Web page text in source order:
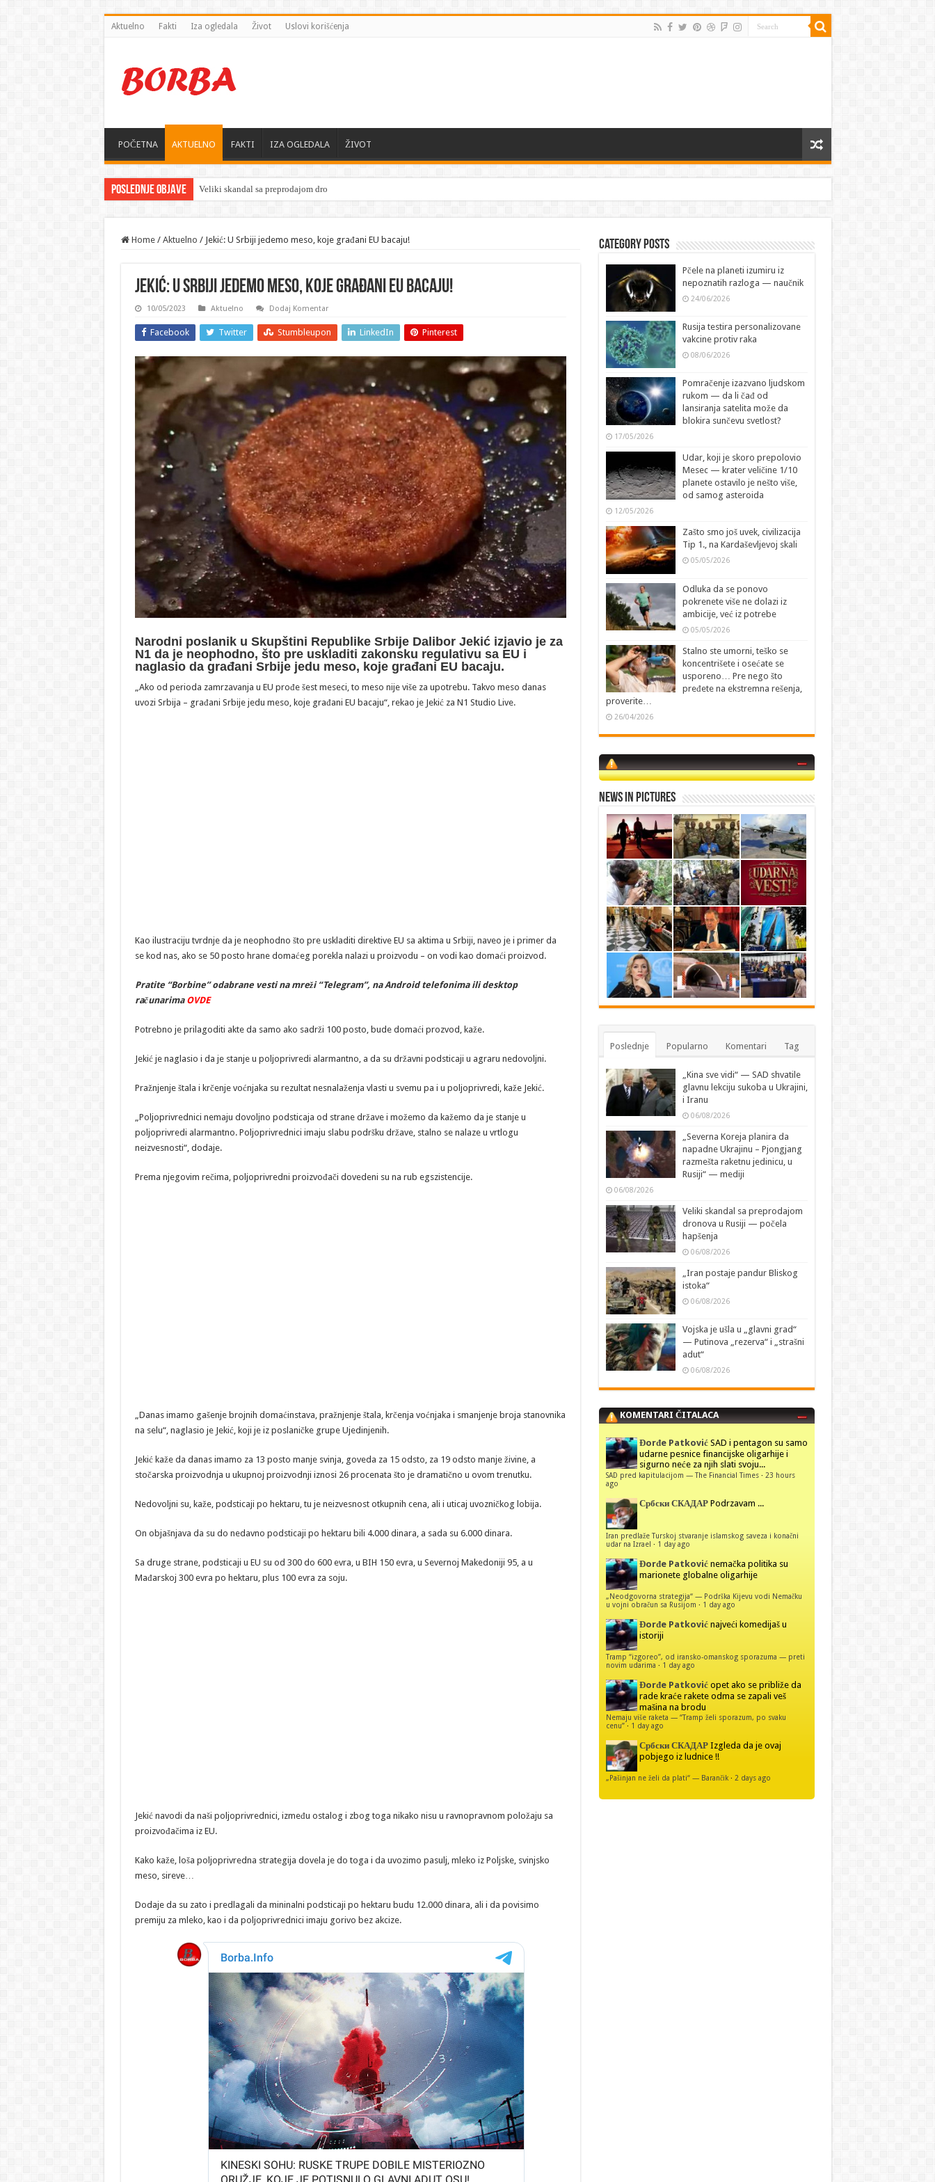
Aktuelno Fakti Iza ogledala Život Uslovi korišćenja
POČETNA AKTUELNO FAKTI IZA OGLEDALA ŽIVOT
Poslednje objave
Home / Aktuelno / Jekić: U Srbiji jedemo meso, koje građani EU bacaju!
Jekić: U Srbiji jedemo meso, koje građani EU bacaju!
10/05/2023 Aktuelno Dodaj Komentar
Facebook Twitter Stumbleupon LinkedIn Pinterest
Narodni poslanik u Skupštini Republike Srbije Dalibor Jekić izjavio je za
N1 da je neophodno, što pre uskladiti zakonsku regulativu sa EU i
naglasio da građani Srbije jedu meso, koje građani EU bacaju.
„Ako od perioda zamrzavanja u EU prođe šest meseci, to meso nije više za upotrebu. Takvo meso danas
uvozi Srbija – građani Srbije jedu meso, koje građani EU bacaju“, rekao je Jekić za N1 Studio Live.
Kao ilustraciju tvrdnje da je neophodno što pre uskladiti direktive EU sa aktima u Srbiji, naveo je i primer da
se kod nas, ako se 50 posto hrane domaćeg porekla nalazi u proizvodu – on vodi kao domaći proizvod.
Pratite “Borbine” odabrane vesti na mreži “Telegram”, na Android telefonima ili desktop
računarima OVDE
Potrebno je prilagoditi akte da samo ako sadrži 100 posto, bude domaći prozvod, kaže.
Jekić je naglasio i da je stanje u poljoprivredi alarmantno, a da su državni podsticaji u agraru nedovoljni.
Pražnjenje štala i krčenje voćnjaka su rezultat nesnalaženja vlasti u svemu pa i u poljoprivredi, kaže Jekić.
„Poljoprivrednici nemaju dovoljno podsticaja od strane države i možemo da kažemo da je stanje u
poljoprivredi alarmantno. Poljoprivrednici imaju slabu podršku države, stalno se nalaze u vrtlogu
neizvesnosti“, dodaje.
Prema njegovim rečima, poljoprivredni proizvođači dovedeni su na rub egszistencije.
„Danas imamo gašenje brojnih domaćinstava, pražnjenje štala, krčenja voćnjaka i smanjenje broja stanovnika
na selu“, naglasio je Jekić, koji je iz poslaničke grupe Ujedinjenih.
Jekić kaže da danas imamo za 13 posto manje svinja, goveda za 15 odsto, za 19 odsto manje živine, a
stočarska proizvodnja u ukupnoj proizvodnji iznosi 26 procenata što je dramatično u ovom trenutku.
Nedovoljni su, kaže, podsticaji po hektaru, tu je neizvesnost otkupnih cena, ali i uticaj uvozničkog lobija.
On objašnjava da su do nedavno podsticaji po hektaru bili 4.000 dinara, a sada su 6.000 dinara.
Sa druge strane, podsticaji u EU su od 300 do 600 evra, u BIH 150 evra, u Severnoj Makedoniji 95, a u
Mađarskoj 300 evra po hektaru, plus 100 evra za soju.
Jekić navodi da naši poljoprivrednici, između ostalog i zbog toga nikako nisu u ravnopravnom položaju sa
proizvođačima iz EU.
Kako kaže, loša poljoprivredna strategija dovela je do toga i da uvozimo pasulj, mleko iz Poljske, svinjsko
meso, sireve…
Dodaje da su zato i predlagali da mininalni podsticaji po hektaru budu 12.000 dinara, ali i da povisimo
premiju za mleko, kao i da poljoprivrednici imaju gorivo bez akcize.
Category Posts
Pčele na planeti izumiru iz
nepoznatih razloga — naučnik
24/06/2026
Rusija testira personalizovane
vakcine protiv raka
08/06/2026
Pomračenje izazvano ljudskom
rukom — da li čađ od
lansiranja satelita može da
blokira sunčevu svetlost?
17/05/2026
Udar, koji je skoro prepolovio
Mesec — krater veličine 1/10
planete ostavilo je nešto više,
od samog asteroida
12/05/2026
Zašto smo još uvek, civilizacija
Tip 1., na Kardaševljevoj skali
05/05/2026
Odluka da se ponovo
pokrenete više ne dolazi iz
ambicije, već iz potrebe
05/05/2026
Stalno ste umorni, teško se
koncentrišete i osećate se
usporeno… Pre nego što
pređete na ekstremna rešenja,
proverite…
26/04/2026
News in Pictures
Poslednje Popularno Komentari Tag
„Kina sve vidi“ — SAD shvatile
glavnu lekciju sukoba u Ukrajini,
i Iranu
06/08/2026
„Severna Koreja planira da
napadne Ukrajinu – Pjongjang
razmešta raketnu jedinicu, u
Rusiji“ — mediji
06/08/2026
Veliki skandal sa preprodajom
dronova u Rusiji — počela
hapšenja
06/08/2026
„Iran postaje pandur Bliskog
istoka“
06/08/2026
Vojska je ušla u „glavni grad“
— Putinova „rezerva“ i „strašni
adut“
06/08/2026
KOMENTARI ČITALACA
Đorđe Patković SAD i pentagon su samo
udarne pesnice financijske oligarhije i
sigurno neće za njih slati svoju...
SAD pred kapitulacijom — The Financial Times· 23 hours
ago
Србски СКАДАР Podrzavam ...
Iran predlaže Turskoj stvaranje islamskog saveza i konačni
udar na Izrael · 1 day ago
Đorđe Patković nemačka politika su
marionete globalne oligarhije
„Neodgovorna strategija“ — Podrška Kijevu vodi Nemačku
u vojni obračun sa Rusijom · 1 day ago
Đorđe Patković najveći komedijaš u
istoriji
Tramp “izgoreo”, od iransko-omanskog sporazuma — preti
novim udarima · 1 day ago
Đorđe Patković opet ako se približe da
rade kraće rakete odma se zapali veš
mašina na brodu
Nemaju više raketa — “Tramp želi sporazum, po svaku
cenu”· 1 day ago
Србски СКАДАР Izgleda da je ovaj
pobjego iz ludnice !!
„Pašinjan ne želi da plati“ — Barančik· 2 days ago